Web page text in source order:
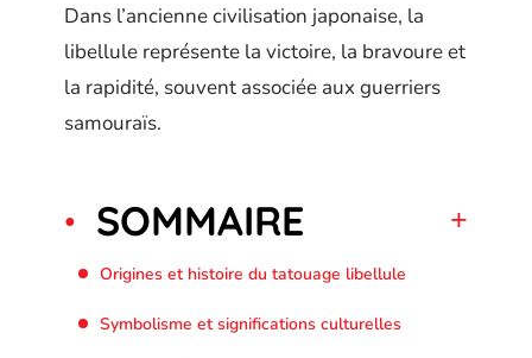
Dans l’ancienne civilisation japonaise, la
libellule représente la victoire, la bravoure et
la rapidité, souvent associée aux guerriers
samouraïs.
SOMMAIRE
Origines et histoire du tatouage libellule
Symbolisme et significations culturelles